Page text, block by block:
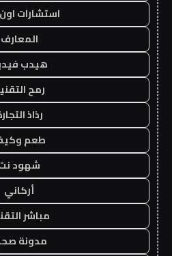
استشارات
المعارف
هيدب
رمح
رذاذ
طعم
شهود
أركاني
مباشر
مدونة